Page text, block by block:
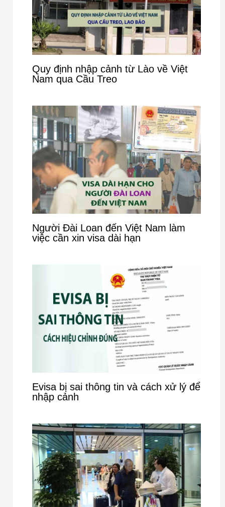
Quy định nhập cảnh từ Lào về Việt
Nam qua Cầu Treo
Người Đài Loan đến Việt Nam làm
việc cần xin visa dài hạn
Evisa bị sai thông tin và cách xử lý để
nhập cảnh